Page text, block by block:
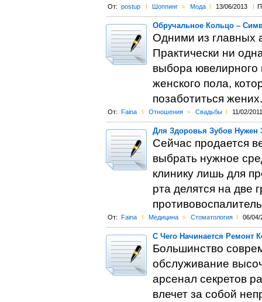
От: postup l Шоппинг > Мода l 13/06/2013 l
Обручальное Кольцо –
Одними из главных
Практически ни
выбора ювелирного
женского пола,
позаботиться жених.
От: Faina l Отношения > Свадьбы l 11/02/2011
Для Здоровья Зубов Нужен
Сейчас продается
выбрать нужное
клинику лишь для
рта делятся на две
От: Faina l Медицина > Cтоматология l 06/04/
С Чего Начинается Ремонт
Большинство
обслуживание
арсенал секретов
влечет за собой